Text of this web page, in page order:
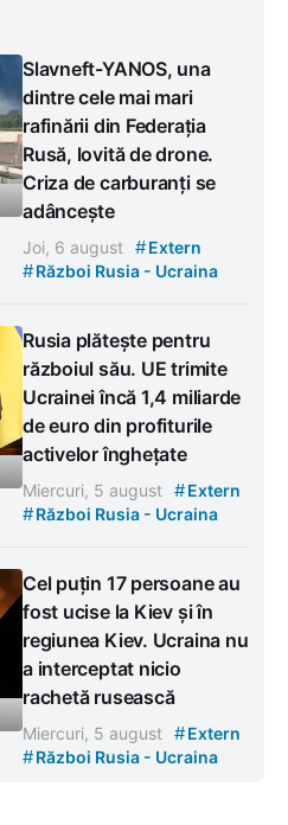
Slavneft-YANOS, una
dintre cele mai mari
rafinării din Federația
Rusă, lovită de drone.
Criza de carburanți se
adâncește
Joi, 6 august #Extern
#Război Rusia - Ucraina
Rusia plătește pentru
războiul său. UE trimite
Ucrainei încă 1,4 miliarde
de euro din profiturile
activelor înghețate
Miercuri, 5 august #Extern
#Război Rusia - Ucraina
Cel puțin 17 persoane au
fost ucise la Kiev și în
regiunea Kiev. Ucraina nu
a interceptat nicio
rachetă rusească
Miercuri, 5 august #Extern
#Război Rusia - Ucraina